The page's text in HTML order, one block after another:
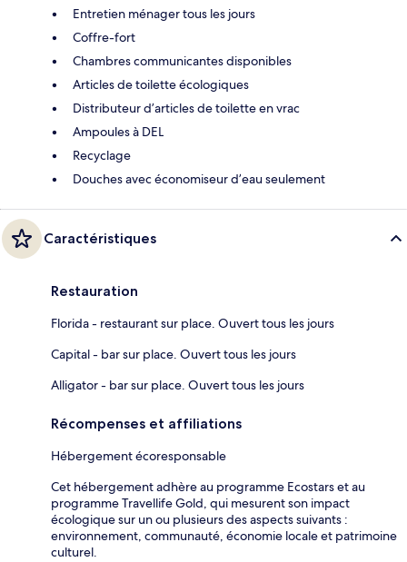
Entretien ménager tous les jours
Coffre-fort
Chambres communicantes disponibles
Articles de toilette écologiques
Distributeur d’articles de toilette en vrac
Ampoules à DEL
Recyclage
Douches avec économiseur d’eau seulement
Caractéristiques
Restauration
Florida - restaurant sur place. Ouvert tous les jours
Capital - bar sur place. Ouvert tous les jours
Alligator - bar sur place. Ouvert tous les jours
Récompenses et affiliations
Hébergement écoresponsable
Cet hébergement adhère au programme Ecostars et au
programme Travellife Gold, qui mesurent son impact
écologique sur un ou plusieurs des aspects suivants :
environnement, communauté, économie locale et patrimoine
culturel.